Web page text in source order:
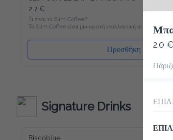
2.7 €
Τι είναι το Slim Coffee?
Το Slim Coffee είναι μία υγιεινή εναλλακτική σε σχέση με τον
συνηθισμένο στιγμιαίο καφέ, ο οποίος είναι γεμάτος σε
ζάχαρη. Γνώριζες πως πχ. ένας κλασσικός στιγμιαίος καφές με
γάλα περιέχει περίπου 400 θερμίδες ανά 100 ml; Με μόνο 6
θερμίδες ανά 100 ml θα γίνει ο Slim Coffee Latte Macchiato το
καινούριο σου αγαπημένο ρόφημα για να ξεκινήσεις την ημέρα
σου. Παρόλο που περιέχει λίγες θερμίδες και είναι άνευ
καφεΐνη.
Προσθήκη
Signature Drinks
Biscoblue
2.0 €